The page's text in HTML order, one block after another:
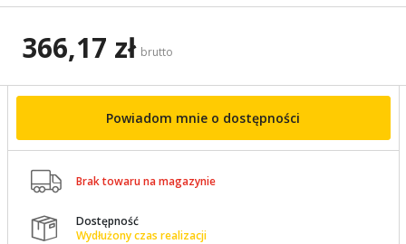
366,17 zł brutto
Powiadom mnie o dostępności
 Brak towaru na magazynie

Dostępność
Wydłużony czas realizacji